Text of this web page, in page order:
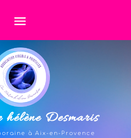
Desmaris
à Aix-en-Provence